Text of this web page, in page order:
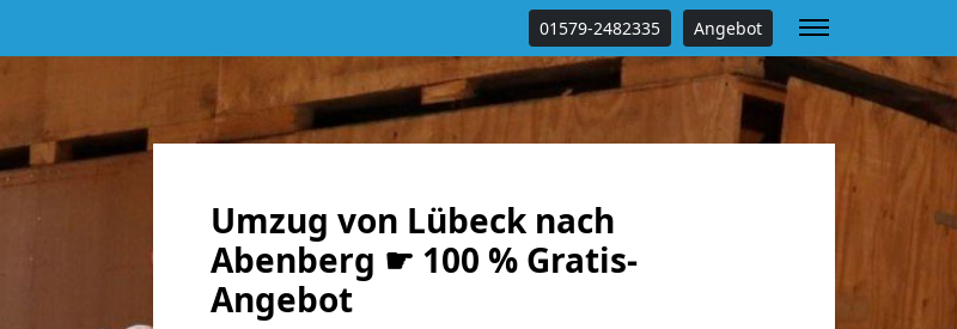
01579-2482335 Angebot
Umzug von Lübeck nach
Abenberg ☛ 100 % Gratis-
Angebot